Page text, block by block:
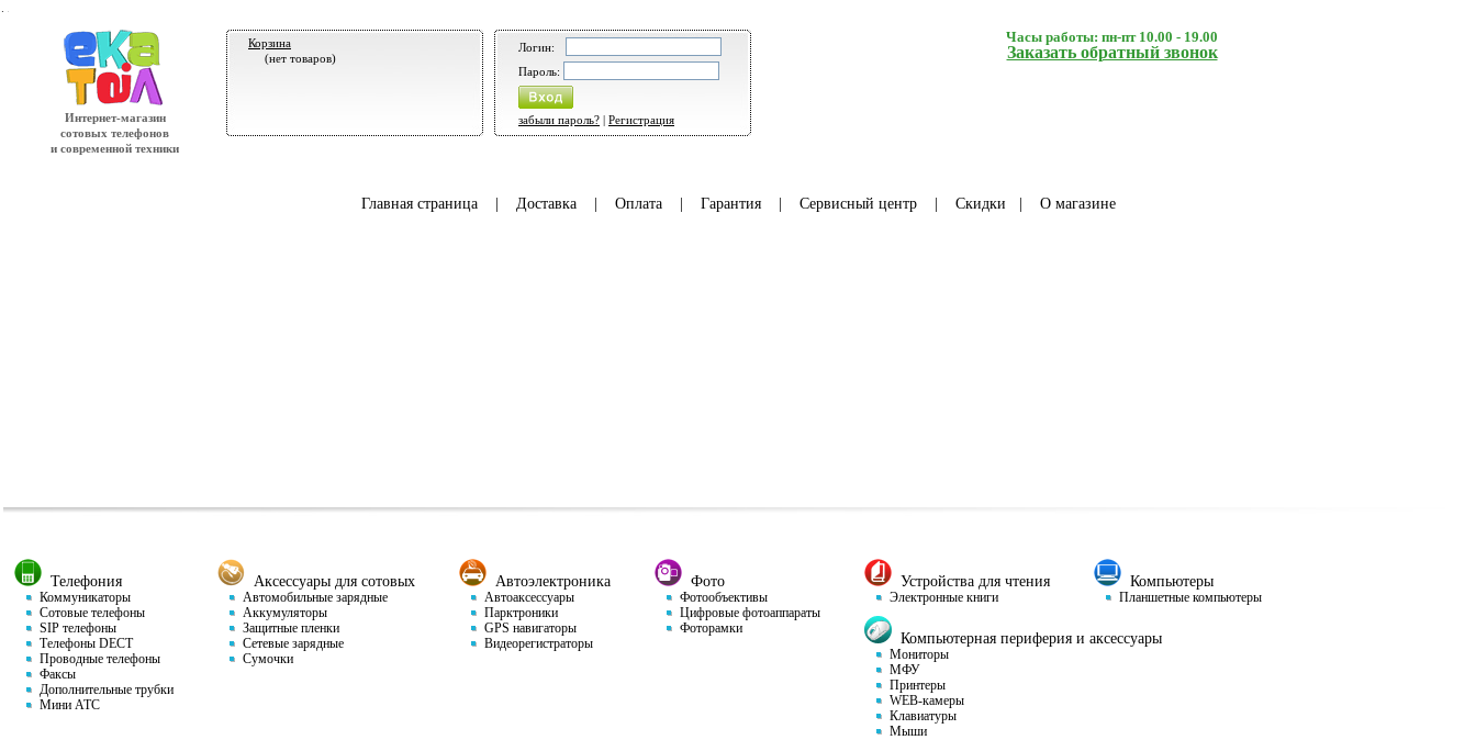
Интернет-магазин
сотовых телефонов
и современной техники
Корзина
(нет товаров)
Логин:
Пароль:
забыли пароль? | Регистрация
Часы работы: пн-пт 10.00 - 19.00
Заказать обратный звонок
Главная страница| Доставка| Оплата| Гарантия| Сервисный центр| Скидки О магазине
Телефония
Коммуникаторы
Сотовые телефоны
SIP телефоны
Телефоны DECT
Проводные телефоны
Факсы
Дополнительные трубки
Мини АТС
Аксессуары для сотовых
Автомобильные зарядные
Аккумуляторы
Защитные пленки
Сетевые зарядные
Сумочки
Автоэлектроника
Автоаксессуары
Парктроники
GPS навигаторы
Видеорегистраторы
Фото
Фотообъективы
Цифровые фотоаппараты
Фоторамки
Устройства для чтения
Электронные книги
Компьютеры
Планшетные компьютеры
Компьютерная периферия и аксессуары
Мониторы
МФУ
Принтеры
WEB-камеры
Клавиатуры
Мыши